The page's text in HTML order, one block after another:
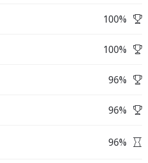
100%
100%
96%
96%
96%